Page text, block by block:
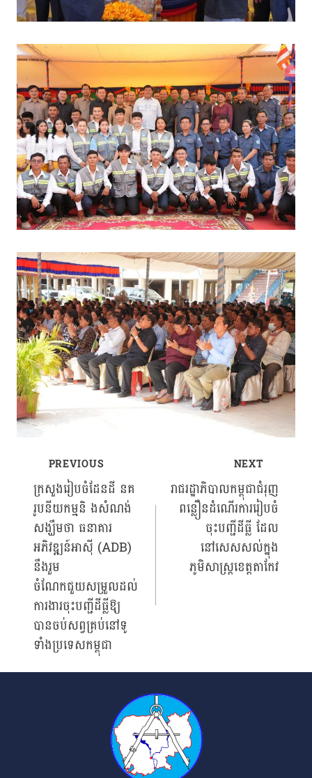
Post
navigation
PREVIOUS
ក្រសួងរៀបចំដែនដី នគ
រូបនីយកម្មនិ ងសំណង់
សង្ឃឹមថា ធនាគារ
អភិវឌ្ឍន៍អាស៊ី (ADB)
នឹងរួម
ចំណែកជួយសម្រួលដល់
ការងារចុះបញ្ជីដីធ្លីឱ្យ
បានចប់សព្វគ្រប់នៅទូ
ទាំងប្រទេសកម្ពុជា
NEXT
រាជរដ្ឋាភិបាលកម្ពុជាជំរុញ
ពន្លឿនដំណើរការរៀបចំ
ចុះបញ្ជីដីធ្លី ដែល
នៅសេសសល់ក្នុង
ភូមិសាស្ត្រខេត្តតាកែវ